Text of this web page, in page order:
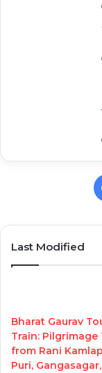
Last Modified
Bharat Gaurav
Train: Pilgrimage
from Rani
Puri,